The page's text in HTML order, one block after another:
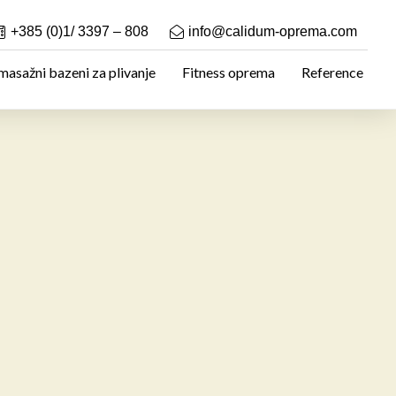
+385 (0)1/ 3397 – 808 info@calidum-oprema.com
bazeni za plivanje Fitness oprema Reference